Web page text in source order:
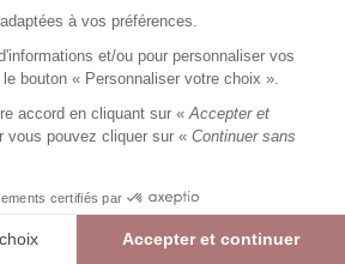
à vos préférences.
et/ou pour personnaliser vos
bouton « Personnaliser votre choix ».
accord en cliquant sur « Accepter et
vous pouvez cliquer sur « Continuer sans
certifiés par
Accepter et continuer